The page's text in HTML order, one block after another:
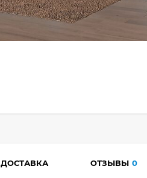
ДОСТАВКА ОТЗЫВЫ 0